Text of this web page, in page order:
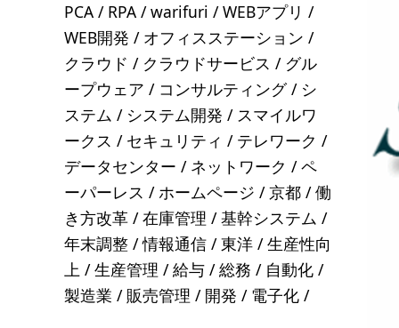
PCA
RPA warifuri
WEBアプリ
WEB開発
オフィスステーション
クラウド
クラウドサービス
グル
ープウェア
コンサルティング
シ
ステム
システム開発
スマイルワ
ークス
セキュリティ
テレワーク
データセンター
ネットワーク
ペ
ーパーレス
ホームページ 京都
働
き方改革
在庫管理
基幹システム
年末調整
情報通信 東洋
生産性向
上
生産管理 給与 総務
自動化
製造業
販売管理 開発 電子化